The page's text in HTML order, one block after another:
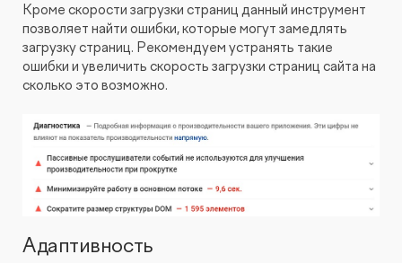
Кроме скорости загрузки страниц данный инструмент
позволяет найти ошибки, которые могут замедлять
загрузку страниц. Рекомендуем устранять такие
ошибки и увеличить скорость загрузки страниц сайта на
сколько это возможно.
Адаптивность